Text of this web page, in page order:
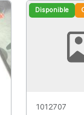
Disponible
1012707